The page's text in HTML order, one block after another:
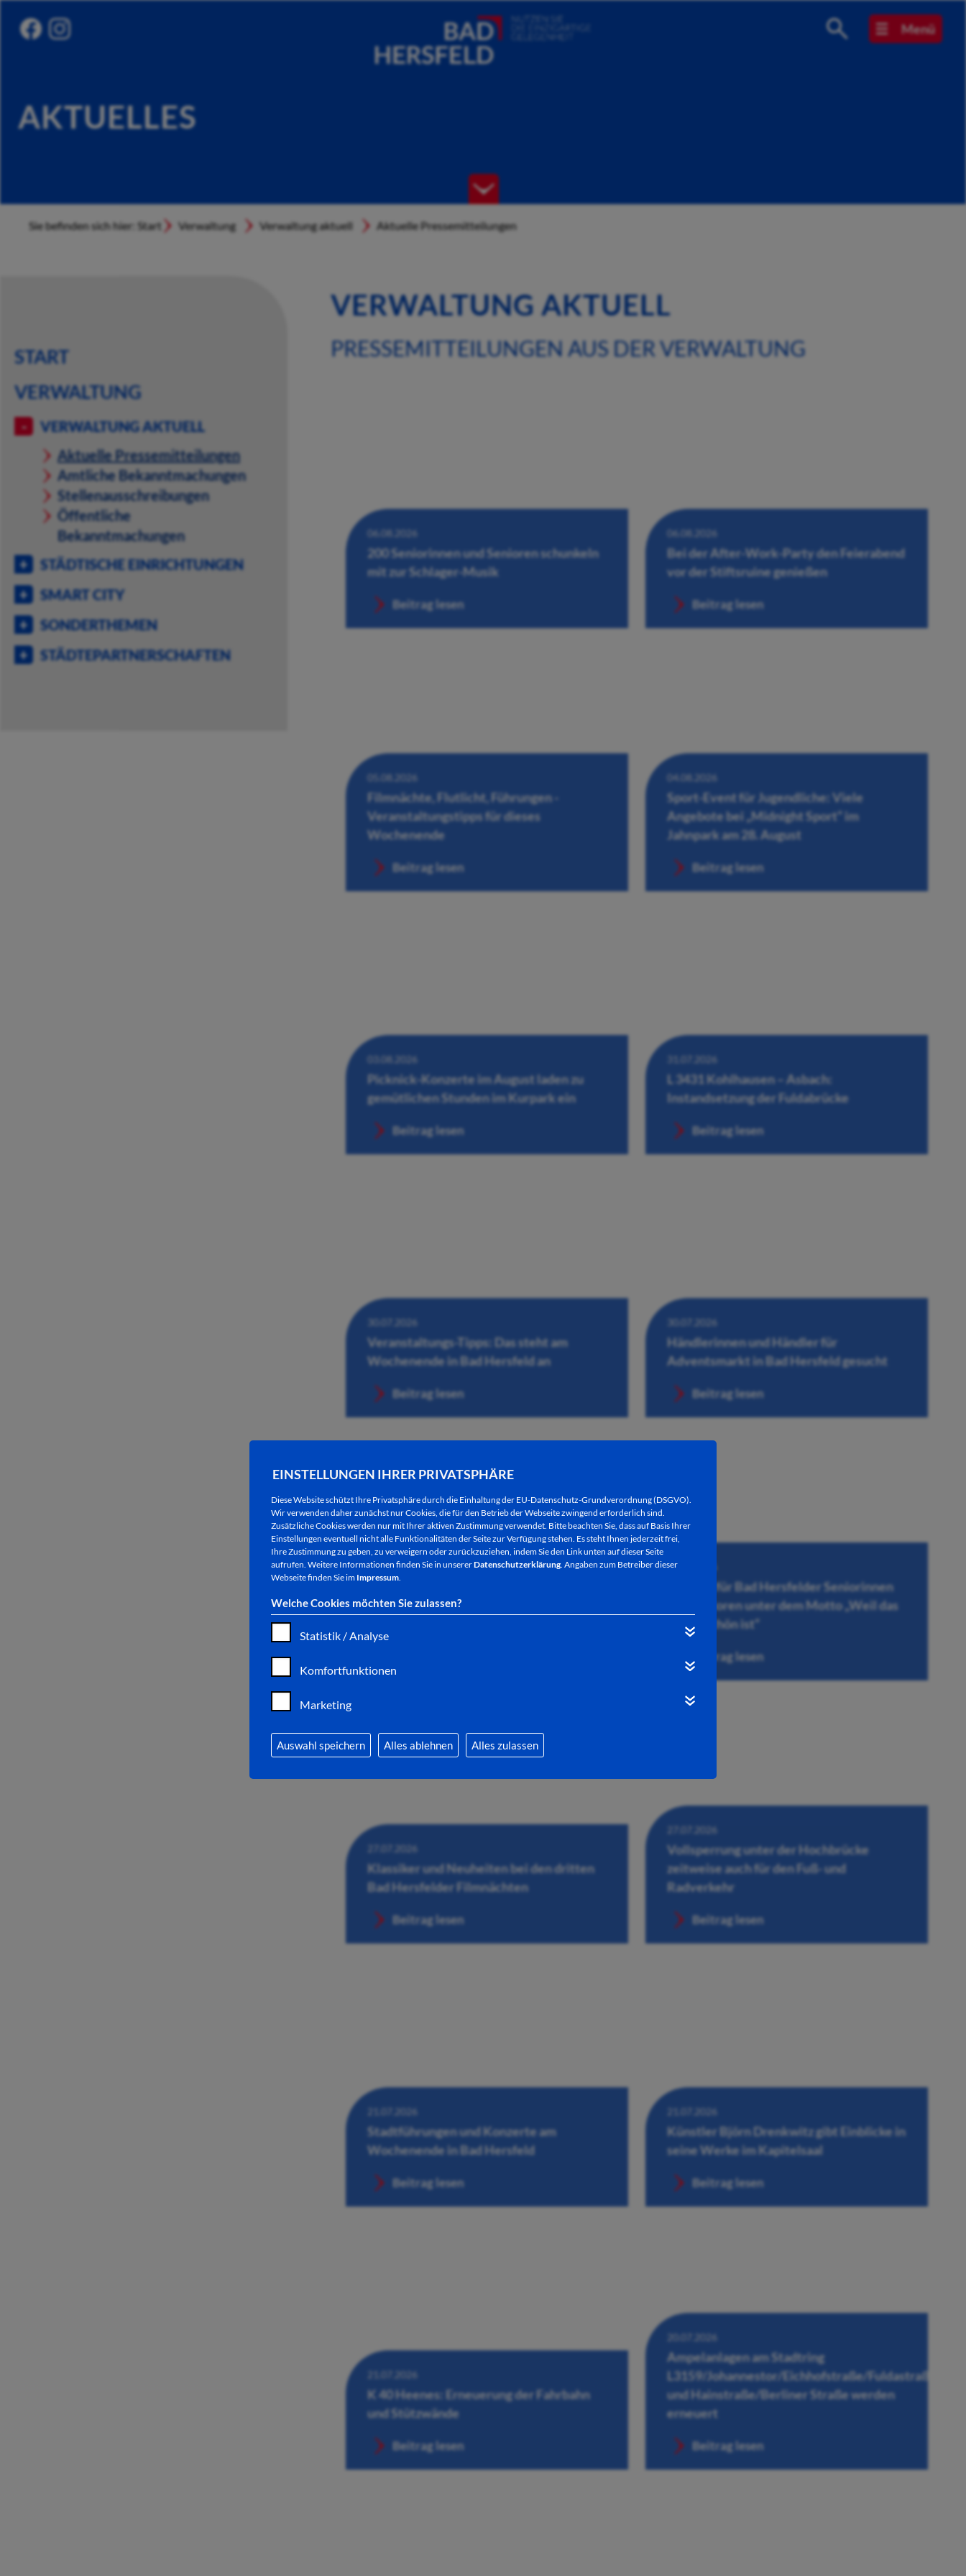
EINSTELLUNGEN IHRER PRIVATSPHÄRE
Diese Website schützt Ihre Privatsphäre durch die Einhaltung der EU-Datenschutz-Grundverordnung (DSGVO).
Wir verwenden daher zunächst nur Cookies, die für den Betrieb der Webseite zwingend erforderlich sind.
Zusätzliche Cookies werden nur mit Ihrer aktiven Zustimmung verwendet. Bitte beachten Sie, dass auf Basis Ihrer
Einstellungen eventuell nicht alle Funktionalitäten der Seite zur Verfügung stehen. Es steht Ihnen jederzeit frei,
Ihre Zustimmung zu geben, zu verweigern oder zurückzuziehen, indem Sie den Link unten auf dieser Seite
aufrufen. Weitere Informationen finden Sie in unsererDatenschutzerklärung. Angaben zum Betreiber dieser
Webseite finden Sie im Impressum.
Welche Cookies möchten Sie zulassen?
Statistik / Analyse
Komfortfunktionen
Marketing
Auswahl speichern Alles ablehnen Alles zulassen
Menü
AKTUELLES
Sie befinden sich hier: Start Verwaltung Verwaltung aktuell Aktuelle Pressemitteilungen
START
VERWALTUNG
VERWALTUNG AKTUELL
Aktuelle Pressemitteilungen
Amtliche Bekanntmachungen
Stellenausschreibungen
Öffentliche
Bekanntmachungen
STÄDTISCHE EINRICHTUNGEN
SMART CITY
SONDERTHEMEN
STÄDTEPARTNERSCHAFTEN
VERWALTUNG AKTUELL
PRESSEMITTEILUNGEN AUS DER VERWALTUNG
06.08.2026
200 Seniorinnen und Senioren schunkeln
mit zur Schlager-Musik
Beitrag lesen
06.08.2026
Bei der After-Work-Party den Feierabend
vor der Stiftsruine genießen
Beitrag lesen
05.08.2026
Filmnächte, Flutlicht, Führungen -
Veranstaltungstipps für dieses
Wochenende
Beitrag lesen
04.08.2026
Sport-Event für Jugendliche: Viele
Angebote bei „Midnight Sport“ im
Jahnpark am 28. August
Beitrag lesen
03.08.2026
Picknick-Konzerte im August laden zu
gemütlichen Stunden im Kurpark ein
Beitrag lesen
31.07.2026
L 3431 Kohlhausen – Asbach:
Instandsetzung der Fuldabrücke
Beitrag lesen
30.07.2026
Veranstaltungs-Tipps: Das steht am
Wochenende in Bad Hersfeld an
Beitrag lesen
30.07.2026
Händlerinnen und Händler für
Adventsmarkt in Bad Hersfeld gesucht
Beitrag lesen
30.07.2026
Künstlerische Performance der aktuellen
Ausstellung „beflügelt“ in der
28.07.2026
Konzert für Bad Hersfelder Seniorinnen
und Senioren unter dem Motto „Weil das
Leben schön ist“
Beitrag lesen
27.07.2026
Klassiker und Neuheiten bei den dritten
Bad Hersfelder Filmnächten
Beitrag lesen
27.07.2026
Vollsperrung unter der Hochbrücke
zeitweise auch für den Fuß- und
Radverkehr
Beitrag lesen
21.07.2026
Stadtführungen und Konzerte am
Wochenende in Bad Hersfeld
Beitrag lesen
21.07.2026
Künstler Björn Drenkwitz gibt Einblicke in
seine Werke im Kapitelsaal
Beitrag lesen
21.07.2026
K 40 Heenes: Erneuerung der Fahrbahn
und Stützwände
Beitrag lesen
20.07.2026
Ampelanlagen am Stadtring
L3159/Johannestor/Eichhofstraße/Fuldastraße
und Hainstraße/Berliner Straße werden
erneuert
Beitrag lesen